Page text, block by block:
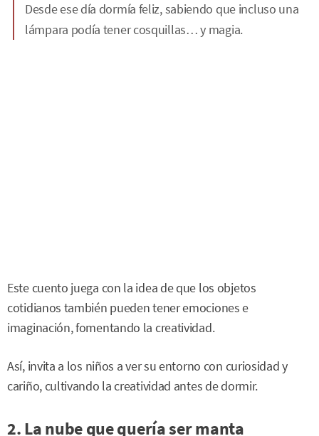
Desde ese día dormía feliz, sabiendo que incluso una
lámpara podía tener cosquillas… y magia.
Este cuento juega con la idea de que los objetos
cotidianos también pueden tener emociones e
imaginación, fomentando la creatividad.
Así, invita a los niños a ver su entorno con curiosidad y
cariño, cultivando la creatividad antes de dormir.
2. La nube que quería ser manta